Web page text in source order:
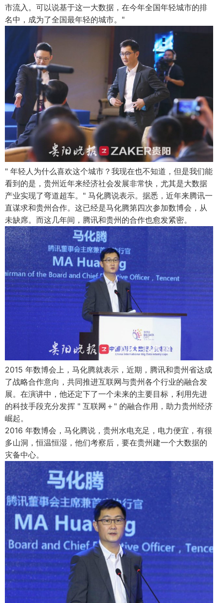
市流入。可以说基于这一大数据，在今年全国年轻城市的排
名中，成为了全国最年轻的城市。"
" 年轻人为什么喜欢这个城市？我现在也不知道，但是我们能
看到的是，贵州近年来经济社会发展非常快，尤其是大数据
产业实现了弯道超车。" 马化腾说表示。据悉，近年来腾讯一
直谋求和贵州合作。这已经是马化腾第四次参加数博会，从
未缺席。而这几年间，腾讯和贵州的合作也愈发紧密。
2015 年数博会上，马化腾就表示，近期，腾讯和贵州省达成
了战略合作意向，共同推进互联网与贵州各个行业的融合发
展。在演讲中，他还定下了一个未来的主要目标，利用先进
的科技手段充分发挥 " 互联网＋" 的融合作用，助力贵州经济
崛起。
2016 年数博会，马化腾说，贵州水电充足，电力便宜，有很
多山洞，恒温恒湿，他们考察后，要在贵州建一个大数据的
灾备中心。